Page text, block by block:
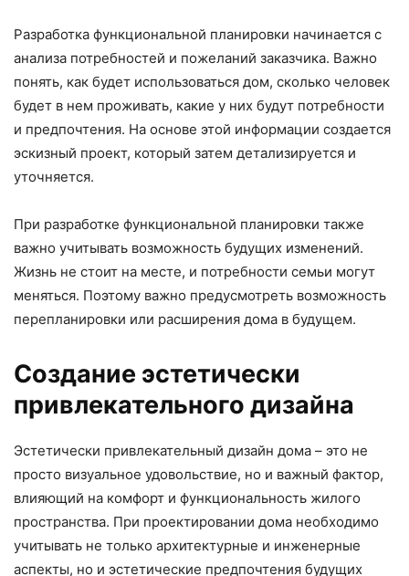
Разработка функциональной планировки начинается с
анализа потребностей и пожеланий заказчика. Важно
понять, как будет использоваться дом, сколько человек
будет в нем проживать, какие у них будут потребности
и предпочтения. На основе этой информации создается
эскизный проект, который затем детализируется и
уточняется.
При разработке функциональной планировки также
важно учитывать возможность будущих изменений.
Жизнь не стоит на месте, и потребности семьи могут
меняться. Поэтому важно предусмотреть возможность
перепланировки или расширения дома в будущем.
Создание эстетически
привлекательного дизайна
Эстетически привлекательный дизайн дома – это не
просто визуальное удовольствие, но и важный фактор,
влияющий на комфорт и функциональность жилого
пространства. При проектировании дома необходимо
учитывать не только архитектурные и инженерные
аспекты, но и эстетические предпочтения будущих